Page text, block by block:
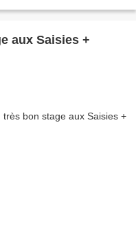
aux Saisies +